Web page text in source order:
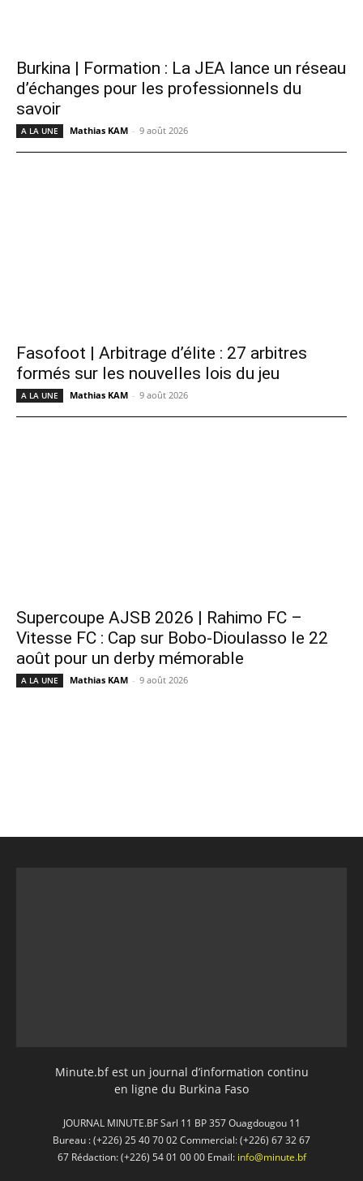
Burkina | Formation : La JEA lance un réseau
d’échanges pour les professionnels du
savoir
A LA UNE Mathias KAM - 9 août 2026
Fasofoot | Arbitrage d’élite : 27 arbitres
formés sur les nouvelles lois du jeu
A LA UNE Mathias KAM - 9 août 2026
Supercoupe AJSB 2026 | Rahimo FC –
Vitesse FC : Cap sur Bobo-Dioulasso le 22
août pour un derby mémorable
A LA UNE Mathias KAM - 9 août 2026
Minute.bf est un journal d’information continu
en ligne du Burkina Faso
JOURNAL MINUTE.BF Sarl 11 BP 357 Ouagdougou 11
Bureau : (+226) 25 40 70 02 Commercial: (+226) 67 32 67
67 Rédaction: (+226) 54 01 00 00 Email: info@minute.bf